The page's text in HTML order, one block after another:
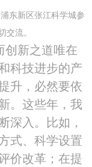
东新区张江科学城参
交流。
创新之道唯在
科技进步的产
升，必然要依
。这些年，我
深入。比如，
式、科学设置
价改革；在提